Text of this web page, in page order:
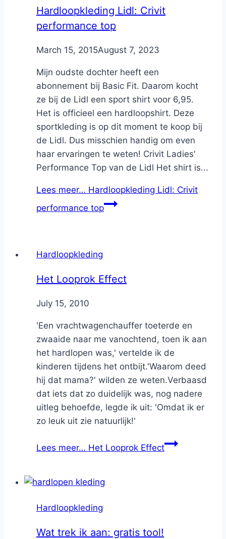
Hardloopkleding Lidl: Crivit
performance top
ByNicole
March 15, 2015August 7, 2023
Mijn oudste dochter heeft een
abonnement bij Basic Fit. Daarom kocht
ze bij de Lidl een sport shirt voor 6,95.
Het is officieel een hardloopshirt. Deze
sportkleding is op dit moment te koop bij
de Lidl. Dus misschien handig om even
haar ervaringen te weten! Crivit Ladies'
Performance Top van de Lidl Het shirt is...
Lees meer… Hardloopkleding Lidl: Crivit
performance top
Hardloopkleding
Het Looprok Effect
ByNicole
July 15, 2010
'Een vrachtwagenchauffer toeterde en
zwaaide naar me vanochtend, toen ik aan
het hardlopen was,' vertelde ik de
kinderen tijdens het ontbijt.'Waarom deed
hij dat mama?' wilden ze weten.Verbaasd
dat iets dat zo duidelijk was, nog nadere
uitleg behoefde, legde ik uit: 'Omdat ik er
zo leuk uit zie natuurlijk!'
Lees meer… Het Looprok Effect
Hardloopkleding
Wat trek ik aan: gratis tool!